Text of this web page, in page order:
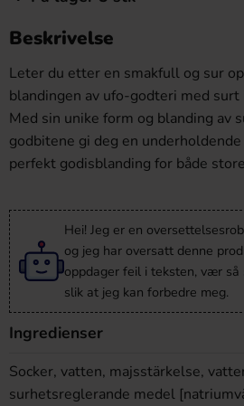
Beskrivelse
Leter du etter en smakfull og sur
blandingen av ufo-godteri med
Med sin unike form og blanding av
godbitene gi deg en
perfekt godisblanding for både
Hei! Jeg er en
og jeg har oversatt denne
oppdager feil i teksten, vær så
slik at jeg kan forbedre meg.
Ingredienser
Socker, vatten, majsstärkelse,
surhetsreglerande medel